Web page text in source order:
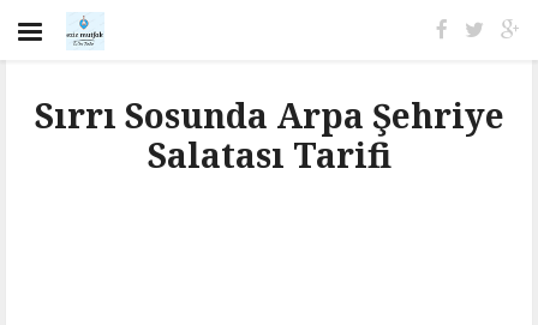
Sırrı Sosunda Arpa Şehriye
Salatası Tarifi